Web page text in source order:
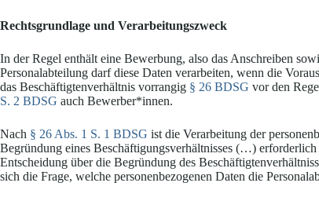
Rechtsgrundlage und Verarbeitungszweck
In der Regel enthält eine Bewerbung, also das Anschreiben
Personalabteilung darf diese Daten verarbeiten, wenn die
das Beschäftigtenverhältnis vorrangig § 26 BDSG vor den
S. 2 BDSG auch Bewerber*innen.
Nach § 26 Abs. 1 S. 1 BDSG ist die Verarbeitung der
Begründung eines Beschäftigungsverhältnisses (…)
Entscheidung über die Begründung des
sich die Frage, welche personenbezogenen Daten die